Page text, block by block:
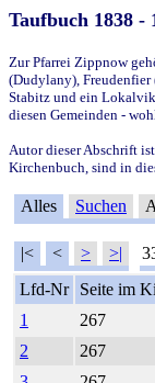
Taufbuch 1838
Zur Pfarrei Zippnow
(Dudylany), Freudenfier
Stabitz und ein
diesen Gemeinden -
Autor dieser Abschrift
Kirchenbuch, sind in
Alles Suchen
|< < > >|
Lfd-Nr
Seite im
1
267
2
267